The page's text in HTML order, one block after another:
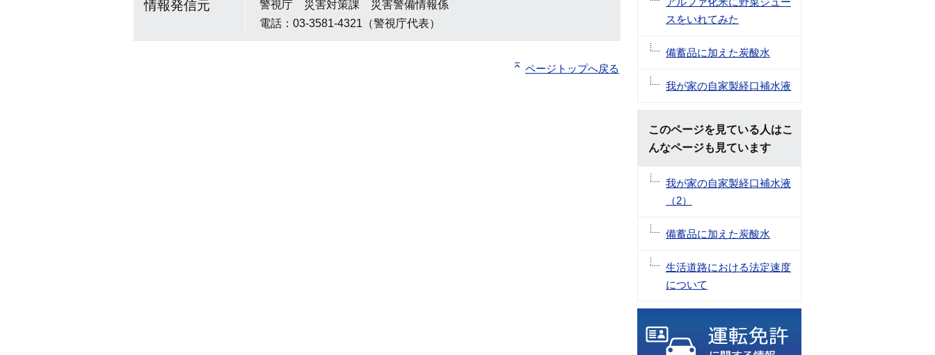
情報発信元
警視庁 災害対策課 災害警備情報係
電話：03-3581-4321（警視庁代表）
ページトップへ戻る
スをいれてみた
備蓄品に加えた炭酸水
我が家の自家製経口補水液
このページを見ている人はこ
んなページも見ています
我が家の自家製経口補水液
（2）
備蓄品に加えた炭酸水
生活道路における法定速度
について